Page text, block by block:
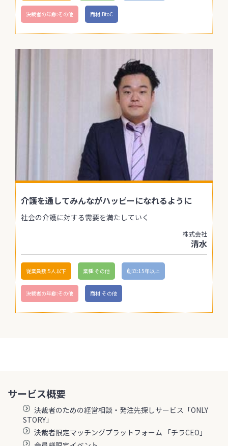
決裁者の年齢:その他 商材:BtoC
介護を通してみんながハッピーになれるように
社会の介護に対する需要を満たしていく
株式会社
清水
従業員数:5人以下 業種:その他 創立:15年以上
決裁者の年齢:その他 商材:その他
サービス概要
決裁者のための経営相談・発注先探しサービス「ONLY
STORY」
決裁者限定マッチングプラットフォーム 「チラCEO」